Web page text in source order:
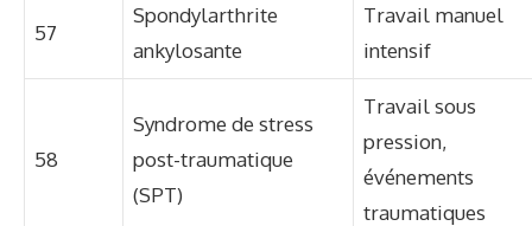
57
Spondylarthrite
ankylosante
Travail manuel
intensif
58
Syndrome de stress
post-traumatique
(SPT)
Travail sous
pression,
événements
traumatiques